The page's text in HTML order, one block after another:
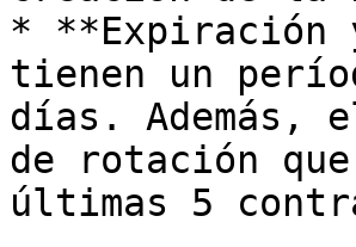
* **Expiración
tienen un
días. Además,
de rotación
últimas 5